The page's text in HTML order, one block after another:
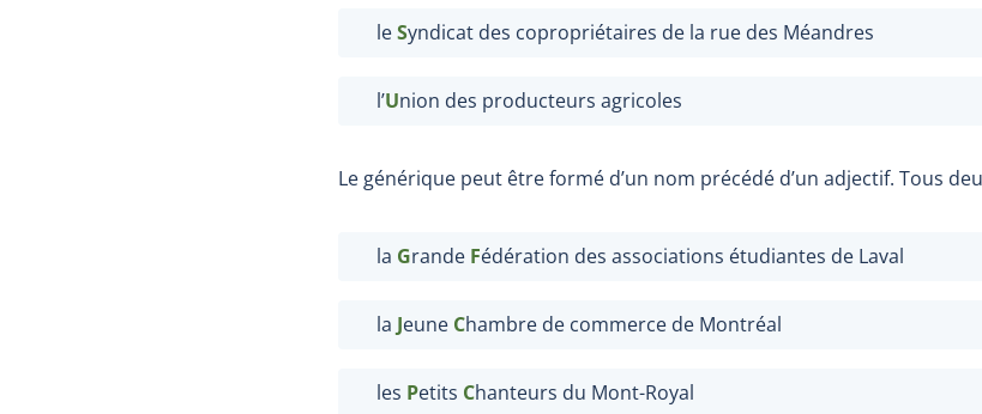
leSyndicat des copropriétaires de la rue des Méandres
l’Union des producteurs agricoles
Le générique peut être formé d’un nom précédé d’un adjectif. Tous
la Grande Fédération des associations étudiantes de Laval
la Jeune Chambre de commerce de Montréal
les Petits Chanteurs du Mont-Royal